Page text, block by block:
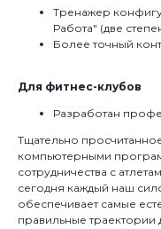
Тренажер
Работа" (две
Более точный
Для фитнес-клубов
Разработан
Тщательно
компьютерными
сотрудничества с
сегодня каждый наш
обеспечивает самые
правильные траектории